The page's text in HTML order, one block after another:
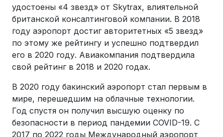
удостоены «4 звезд» от Skytrax, влиятельной
британской консалтинговой компании. В 2018
году аэропорт достиг авторитетных «5 звезд»
по этому же рейтингу и успешно подтвердил
его в 2020 году. Авиакомпания подтвердила
свой рейтинг в 2018 и 2020 годах.
В 2020 году бакинский аэропорт стал первым в
мире, перешедшим на облачные технологии.
Год спустя он получил высшую оценку по
безопасности в период пандемии COVID-19. С
2017 по 2022 годы Международный аэропорт